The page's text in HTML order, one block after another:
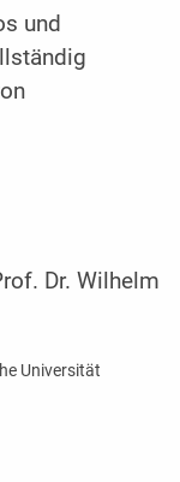
und
Dr. Wilhelm
Universität